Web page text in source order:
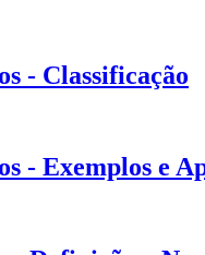
- Classificação
- Exemplos e